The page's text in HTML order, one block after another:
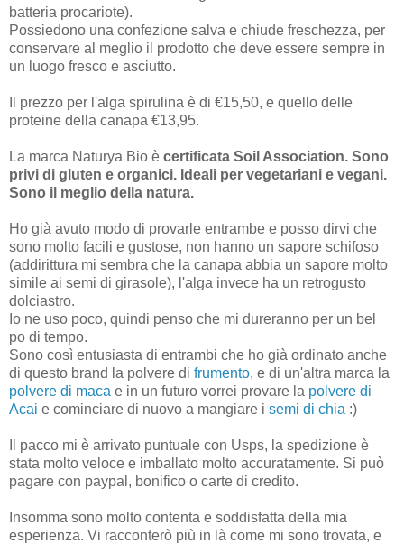
batteria procariote).
Possiedono una confezione salva e chiude freschezza, per
conservare al meglio il prodotto che deve essere sempre in
un luogo fresco e asciutto.
Il prezzo per l'alga spirulina è di €15,50, e quello delle
proteine della canapa €13,95.
La marca Naturya Bio è certificata Soil Association. Sono
privi di gluten e organici. Ideali per vegetariani e vegani.
Sono il meglio della natura.
Ho già avuto modo di provarle entrambe e posso dirvi che
sono molto facili e gustose, non hanno un sapore schifoso
(addirittura mi sembra che la canapa abbia un sapore molto
simile ai semi di girasole), l'alga invece ha un retrogusto
dolciastro.
Io ne uso poco, quindi penso che mi dureranno per un bel
po di tempo.
Sono così entusiasta di entrambi che ho già ordinato anche
di questo brand la polvere di frumento, e di un'altra marca la
polvere di maca e in un futuro vorrei provare la polvere di
Acai e cominciare di nuovo a mangiare i semi di chia :)
Il pacco mi è arrivato puntuale con Usps, la spedizione è
stata molto veloce e imballato molto accuratamente. Si può
pagare con paypal, bonifico o carte di credito.
Insomma sono molto contenta e soddisfatta della mia
esperienza. Vi racconterò più in là come mi sono trovata, e